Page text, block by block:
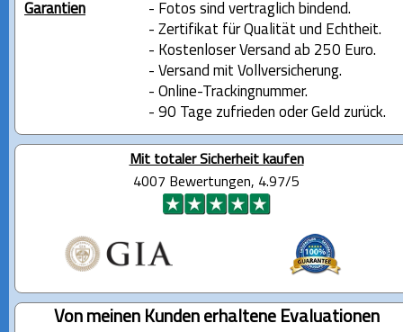
Garantien
- Fotos sind vertraglich bindend.
- Zertifikat für Qualität und Echtheit.
- Kostenloser Versand ab 250 Euro.
- Versand mit Vollversicherung.
- Online-Trackingnummer.
- 90 Tage zufrieden oder Geld zurück.
Mit totaler Sicherheit kaufen
4007 Bewertungen, 4.97/5
Von meinen Kunden erhaltene Evaluationen